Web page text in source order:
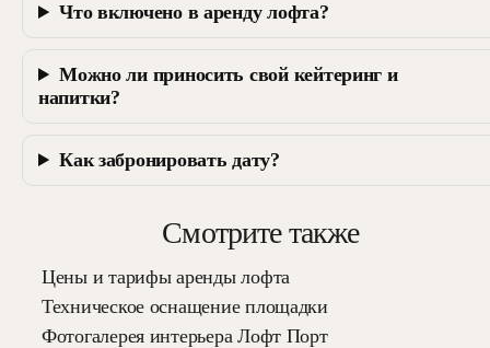
Что включено в аренду лофта?
Можно ли приносить свой кейтеринг и
напитки?
Как забронировать дату?
Смотрите также
Цены и тарифы аренды лофта
Техническое оснащение площадки
Фотогалерея интерьера Лофт Порт